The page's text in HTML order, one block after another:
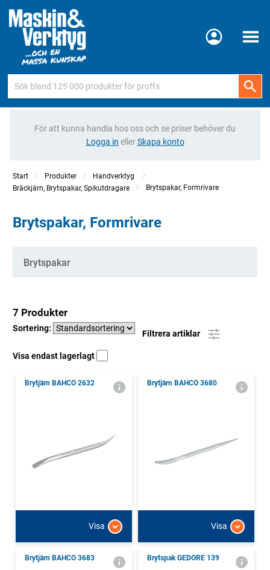
Meny
För att kunna handla hos oss och se priser behöver du
Logga in ellerSkapa konto
Start Produkter
Handverktyg
Bräckjärn, Brytspakar, Spikutdragare
Brytspakar, Formrivare
Brytspakar, Formrivare
Kategorier
Brytspakar
7 Produkter
Sortering:
Filtrera artiklar
Visa endast lagerlagt
Brytjärn BAHCO 2632
Visa
Brytjärn BAHCO 3680
Visa
Brytjärn BAHCO 3683 Brytspak GEDORE 139